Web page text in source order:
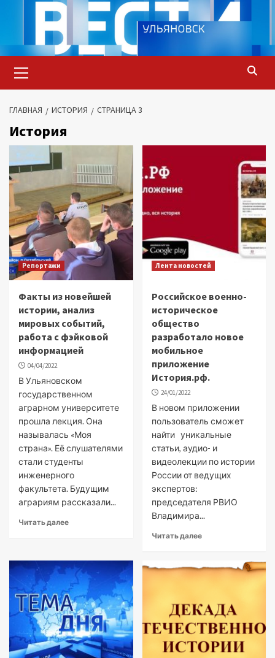
содержимому
меню
ГЛАВНАЯ ИСТОРИЯ СТРАНИЦА 3
История
Репортажи
Факты из новейшей
истории, анализ
мировых событий,
работа с фэйковой
информацией
04/04/2022
В Ульяновском
государственном
аграрном университете
прошла лекция. Она
называлась «Моя
страна». Её слушателями
стали студенты
инженерного
факультета. Будущим
аграриям рассказали...
Читать далее
Лента новостей
Российское военно-
историческое
общество
разработало новое
мобильное
приложение
История.рф.
24/01/2022
В новом приложении
пользователь сможет
найти уникальные
статьи, аудио- и
видеолекции по истории
России от ведущих
экспертов:
председателя РВИО
Владимира...
Читать далее